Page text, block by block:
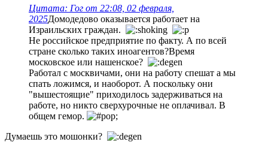
Цитата: Гог от 22:08, 02 февраля,
2025Домодедово оказывается работает на
Израильских граждан.
Не российское предприятие по факту. А по всей
стране сколько таких иноагентов?Время
московское или нашенское?
Работал с москвичами, они на работу спешат а мы
спать ложимся, и наоборот. А поскольку они
"вышестоящие" приходилось задерживаться на
работе, но никто сверхурочные не оплачивал. В
общем гемор.
Думаешь это мошонки?